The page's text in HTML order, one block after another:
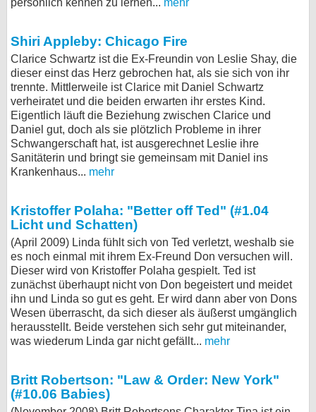
persönlich kennen zu lernen... mehr
Shiri Appleby: Chicago Fire
Clarice Schwartz ist die Ex-Freundin von Leslie Shay, die
dieser einst das Herz gebrochen hat, als sie sich von ihr
trennte. Mittlerweile ist Clarice mit Daniel Schwartz
verheiratet und die beiden erwarten ihr erstes Kind.
Eigentlich läuft die Beziehung zwischen Clarice und
Daniel gut, doch als sie plötzlich Probleme in ihrer
Schwangerschaft hat, ist ausgerechnet Leslie ihre
Sanitäterin und bringt sie gemeinsam mit Daniel ins
Krankenhaus... mehr
Kristoffer Polaha: "Better off Ted" (#1.04
Licht und Schatten)
(April 2009) Linda fühlt sich von Ted verletzt, weshalb sie
es noch einmal mit ihrem Ex-Freund Don versuchen will.
Dieser wird von Kristoffer Polaha gespielt. Ted ist
zunächst überhaupt nicht von Don begeistert und meidet
ihn und Linda so gut es geht. Er wird dann aber von Dons
Wesen überrascht, da sich dieser als äußerst umgänglich
herausstellt. Beide verstehen sich sehr gut miteinander,
was wiederum Linda gar nicht gefällt... mehr
Britt Robertson: "Law & Order: New York"
(#10.06 Babies)